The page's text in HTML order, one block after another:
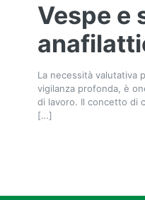
Vespe e
La necessità valutativa
vigilanza profonda, è
di lavoro. Il concetto di
[…]